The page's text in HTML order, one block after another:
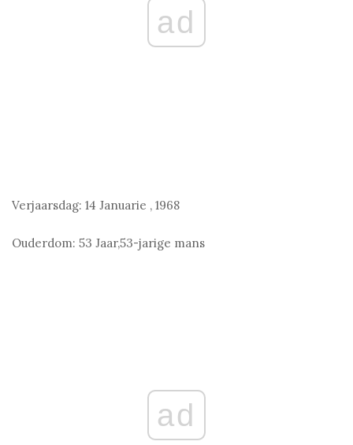
ad
Verjaarsdag: 14 Januarie , 1968
Ouderdom: 53 Jaar,53-jarige mans
ad